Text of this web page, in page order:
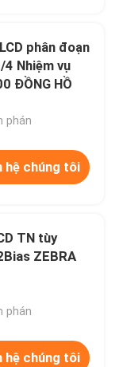
phân đoạn
4 Nhiệm vụ
ĐỒNG HỒ
phán
hệ chúng tôi
TN tùy
ZEBRA
phán
hệ chúng tôi